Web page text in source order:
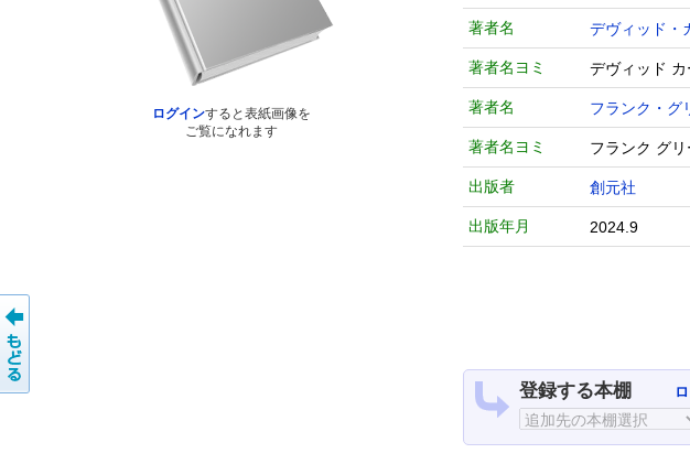
ログインすると表紙画像を
ご覧になれます
著者名 デヴィッド・
著者名ヨミ デヴィッド カ
著者名 フランク・グ
著者名ヨミ フランク グ
出版者 創元社
出版年月 2024.9
登録する本棚